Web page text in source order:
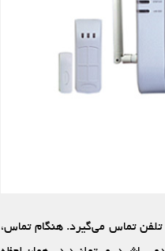
تلفن تماس می‌گیرد. هنگام تماس،